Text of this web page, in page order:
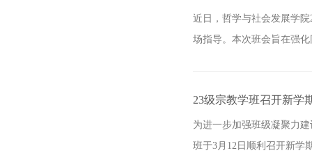
近日，哲学与社会发展学
场指导。本次班会旨在强
23级宗教学班召开新学
为进一步加强班级凝聚力
班于3月12日顺利召开新学